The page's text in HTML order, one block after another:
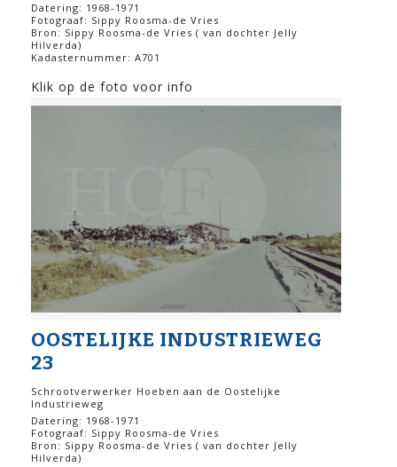
Datering: 1968-1971
Fotograaf: Sippy Roosma-de Vries
Bron: Sippy Roosma-de Vries ( van dochter Jelly
Hilverda)
Kadasternummer: A701
Klik op de foto voor info
OOSTELIJKE INDUSTRIEWEG
23
Schrootverwerker Hoeben aan de Oostelijke
Industrieweg
Datering: 1968-1971
Fotograaf: Sippy Roosma-de Vries
Bron: Sippy Roosma-de Vries ( van dochter Jelly
Hilverda)